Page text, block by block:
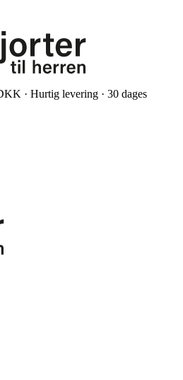
· Hurtig levering · 30 dages